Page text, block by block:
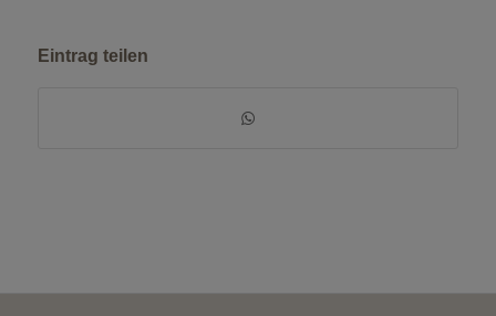
Eintrag teilen